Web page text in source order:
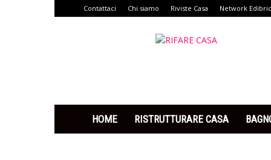
Contattaci Chi siamo Riviste Casa Network
HOME RISTRUTTURARE CASA